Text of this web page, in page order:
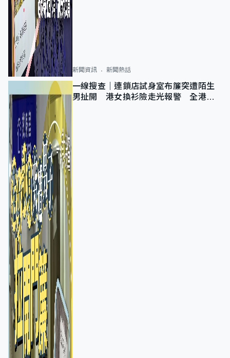
新聞資訊 新聞熱話
一線搜查｜連鎖店試身室布簾突遭陌生
男扯開 港女換衫險走光報警 全港分